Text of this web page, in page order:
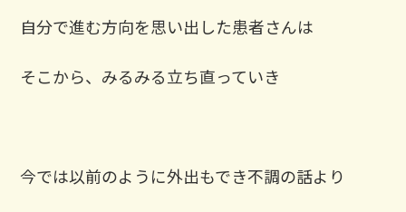
自分で進む方向を思い出した患者さんは
そこから、みるみる立ち直っていき
今では以前のように外出もでき不調の話より